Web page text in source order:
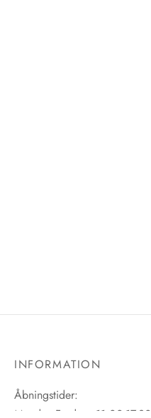
INFORMATION
Åbningstider:
Mandag-Fredag: 11.00-17.30